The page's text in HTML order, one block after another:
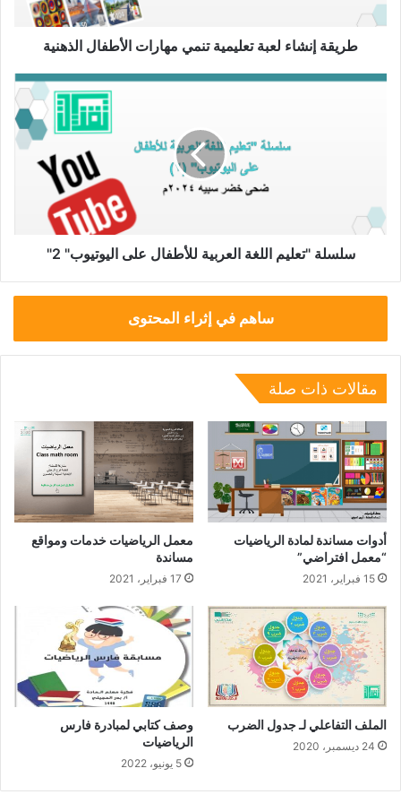
الذهنية
طريقة إنشاء لعبة تعليمية تنمي مهارات الأطفال الذهنية
سلسلة
2"
سلسلة "تعليم اللغة العربية للأطفال على اليوتيوب" 2"
ساهم في إثراء المحتوى
مقالات ذات صلة
أدوات مساندة لمادة الرياضيات
“معمل افتراضي”
15 فبراير، 2021
معمل الرياضيات خدمات ومواقع
مساندة
17 فبراير، 2021
الملف التفاعلي لـ جدول الضرب
24 ديسمبر، 2020
وصف كتابي لمبادرة فارس
الرياضيات
5 يونيو، 2022